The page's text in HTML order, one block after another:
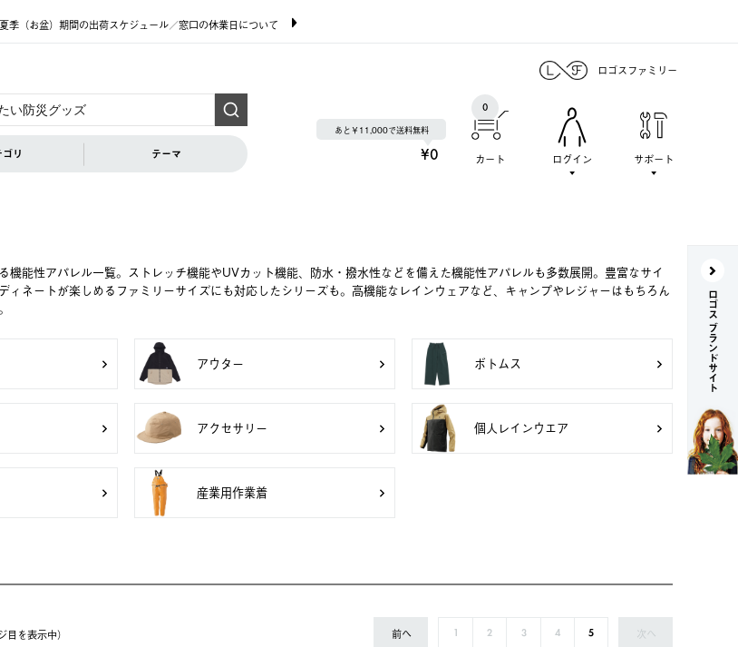
季（お盆）期間の出荷スケジュール／窓口の休業日について
ロゴスファミリー
リ テーマ
あと￥11,000で送料無料
¥0 カート
0
ログイン サポート
機能性アパレル一覧。ストレッチ機能やUVカット機能、防水・撥水性などを備えた機能性アパレルも多数展開。豊富なサイ
ィネートが楽しめるファミリーサイズにも対応したシリーズも。高機能なレインウェアなど、キャンプやレジャーはもちろん
アウター ボトムス
アクセサリー 個人レインウエア
産業用作業着
を表⽰中） 前へ 1 2 3 4 5 次へ
ロゴス ブランドサイト